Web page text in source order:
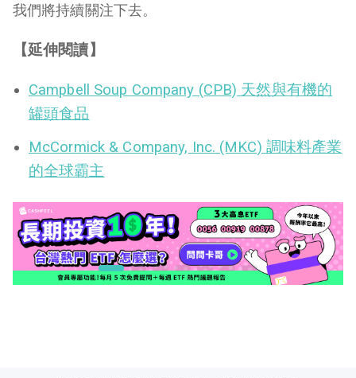
我們將持續關注下去。
【延伸閱讀】
Campbell Soup Company (CPB) 天然與有機的
罐頭食品
McCormick & Company, Inc. (MKC) 調味料產業
的全球霸主